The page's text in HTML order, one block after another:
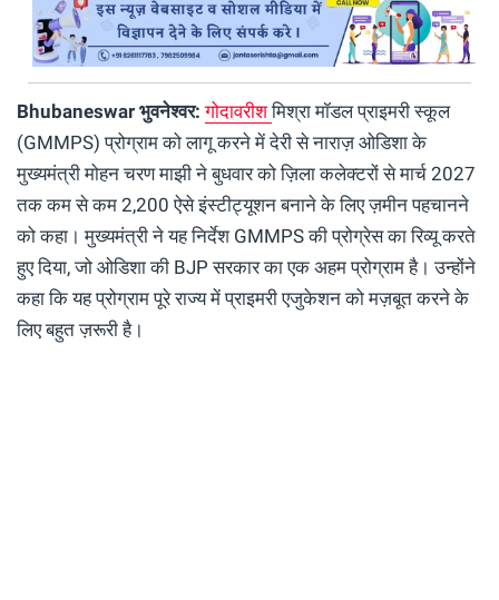
Bhubaneswar भुवनेश्वर: गोदावरीशमिश्रा मॉडल प्राइमरी स्कूल
(GMMPS) प्रोग्राम को लागू करने में देरी से नाराज़ ओडिशा के
मुख्यमंत्री मोहन चरण माझी ने बुधवार को ज़िला कलेक्टरों से मार्च 2027
तक कम से कम 2,200 ऐसे इंस्टीट्यूशन बनाने के लिए ज़मीन पहचानने
को कहा। मुख्यमंत्री ने यह निर्देश GMMPS की प्रोग्रेस का रिव्यू करते
हुए दिया, जो ओडिशा की BJP सरकार का एक अहम प्रोग्राम है। उन्होंने
कहा कि यह प्रोग्राम पूरे राज्य में प्राइमरी एजुकेशन को मज़बूत करने के
लिए बहुत ज़रूरी है।